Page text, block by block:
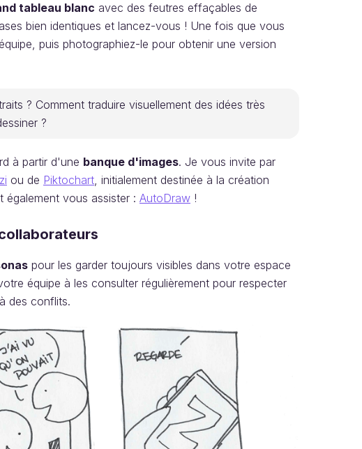
tableau blanc avec des feutres effaçables de
bien identiques et lancez-vous ! Une fois que vous
puis photographiez-le pour obtenir une version
? Comment traduire visuellement des idées très
?
à partir d'une banque d'images. Je vous invite par
ou de Piktochart, initialement destinée à la création
également vous assister : AutoDraw !
pour les garder toujours visibles dans votre espace
équipe à les consulter régulièrement pour respecter
des conflits.